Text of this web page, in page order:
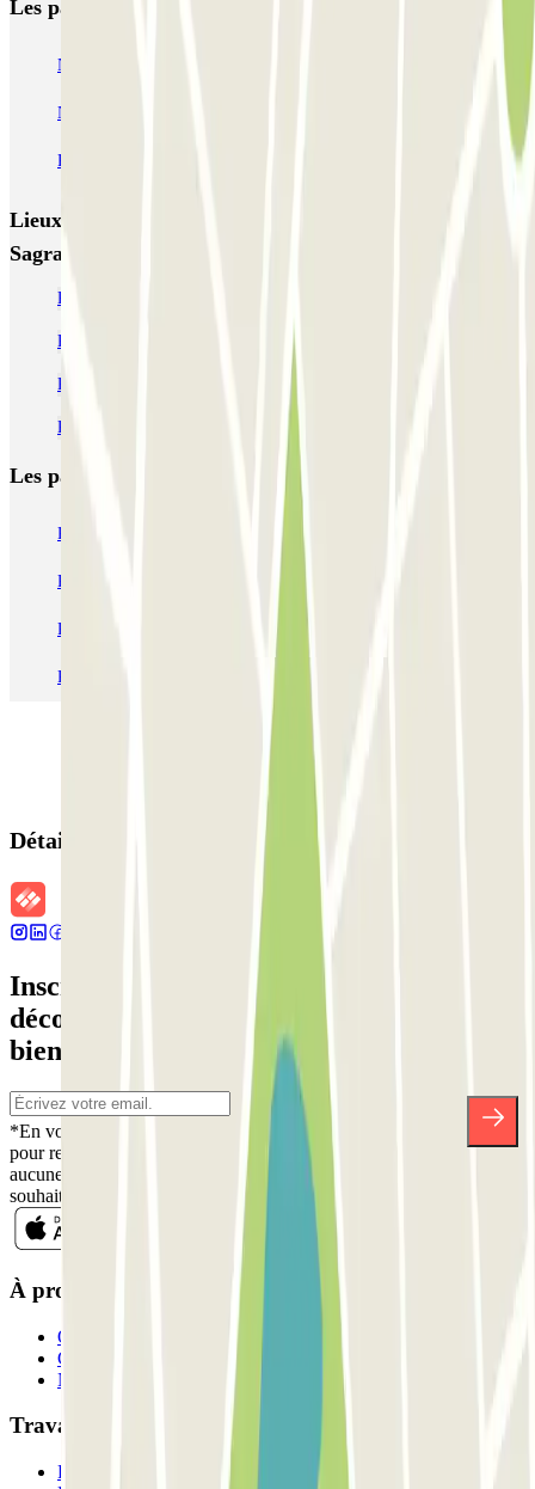
Les parkings les mieux notés à Barcelone
NN Santaló
NN Rocafort
Parking Viajeros
Lieux et événements intéressants à proximité Litvak -
Sagrada Familia - Prking
Parking Sagrada Familia | MEILLEUR PRIX ! | Parclick
Parkings à l'hôpital de Sant Pau
Parkings près de la place de la Ville de Gràcia
Parking Relais Barcelone | Parking Métro Barcelone
Les parkings les
Parking Paris Parking Gare de Lyon
Parking Charles de Gaulle - Roissy Aeroport
Parking Aéroport Roland Garros La Réunion P4 Longue Durée
Parking Aéroport Barcelone Parking Aéroport Beauvais
Détails de la réservation
Inscrivez-vous à notre newsletter et
découvrez des réductions, des concours et
bien d'autres surprises.
*En vous inscrivant, vous acceptez notre politique de confidentialité
pour recevoir des communications commerciales de Parclick. Sans
aucune obligation, vous pouvez vous désinscrire quand vous le
souhaitez dans la même newsletter.
À propos de Parclick
Qui sommes-nous ?
Comment ça marche?
Nos parkings
Travaillons ensemble?
Professionnels